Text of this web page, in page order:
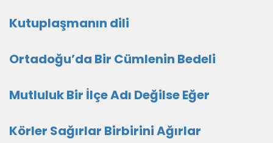
Kutuplaşmanın dili
Ortadoğu’da Bir Cümlenin Bedeli
Mutluluk Bir İlçe Adı Değilse Eğer
Körler Sağırlar Birbirini Ağırlar